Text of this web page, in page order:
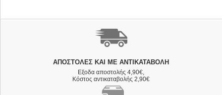
ΑΠΟΣΤΟΛΈΣ ΚΑΙ ΜΕ ΑΝΤΙΚΑΤΑΒΟΛΗ
Εξοδα αποστολής 4,90€,
Κόστος αντικαταβολής 2,90€